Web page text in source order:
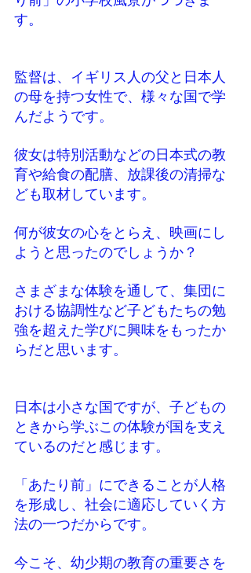
す。
監督は、イギリス人の父と日本人
の母を持つ女性で、様々な国で学
んだようです。
彼女は特別活動などの日本式の教
育や給食の配膳、放課後の清掃な
ども取材しています。
何が彼女の心をとらえ、映画にし
ようと思ったのでしょうか？
さまざまな体験を通して、集団に
おける協調性など子どもたちの勉
強を超えた学びに興味をもったか
らだと思います。
日本は小さな国ですが、子どもの
ときから学ぶこの体験が国を支え
ているのだと感じます。
「あたり前」にできることが人格
を形成し、社会に適応していく方
法の一つだからです。
今こそ、幼少期の教育の重要さを